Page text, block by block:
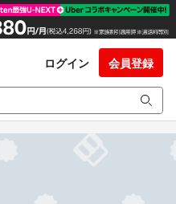
ログイン 会員登録